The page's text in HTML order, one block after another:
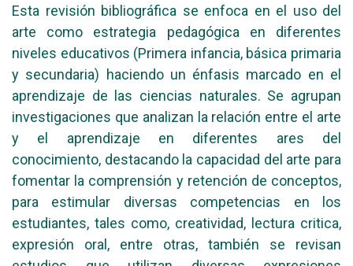
Esta revisión bibliográfica se enfoca en el uso del
arte como estrategia pedagógica en diferentes
niveles educativos (Primera infancia, básica primaria
y secundaria) haciendo un énfasis marcado en el
aprendizaje de las ciencias naturales. Se agrupan
investigaciones que analizan la relación entre el arte
y el aprendizaje en diferentes ares del
conocimiento, destacando la capacidad del arte para
fomentar la comprensión y retención de conceptos,
para estimular diversas competencias en los
estudiantes, tales como, creatividad, lectura critica,
expresión oral, entre otras, también se revisan